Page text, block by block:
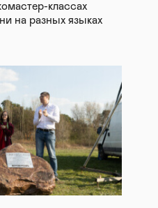
классах
на разных языках